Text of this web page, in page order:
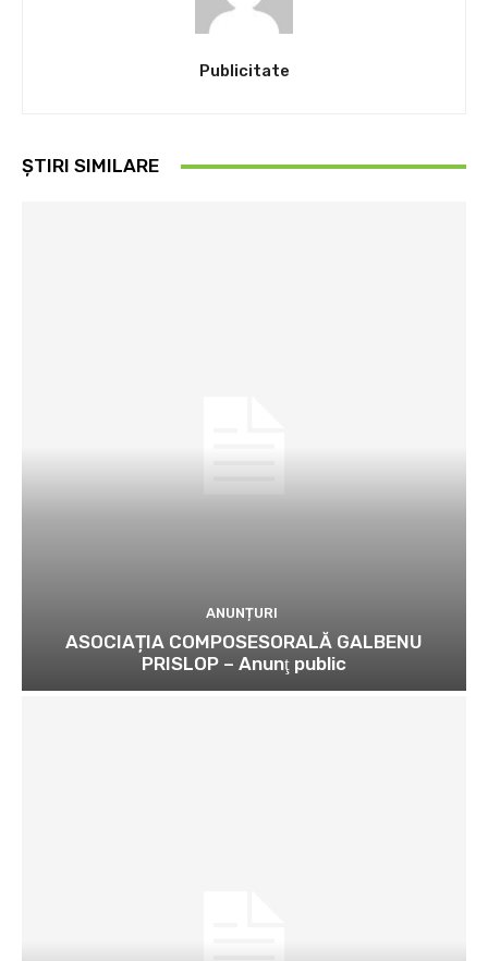
Publicitate
ȘTIRI SIMILARE
ANUNȚURI
ASOCIAȚIA COMPOSESORALĂ GALBENU
PRISLOP – Anunţ public